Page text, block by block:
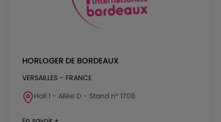
HORLOGER DE BORDEAUX
VERSAILLES - FRANCE
Hall 1 - Allée D - Stand n° 1708